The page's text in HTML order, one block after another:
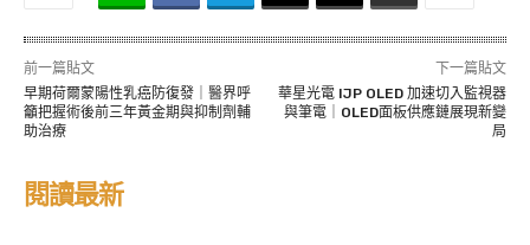
前一篇貼文
早期荷爾蒙陽性乳癌防復發｜醫界呼
籲把握術後前三年黃金期與抑制劑輔
助治療
下一篇貼文
華星光電 IJP OLED 加速切入監視器
與筆電｜OLED面板供應鏈展現新變
局
閱讀最新